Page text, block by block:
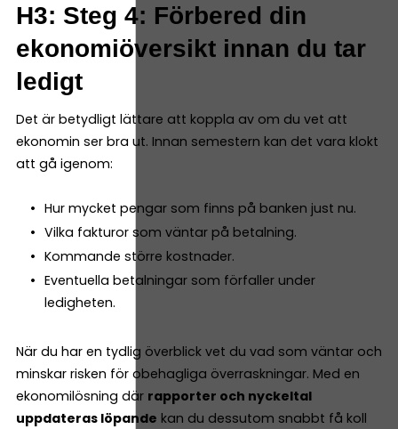
H3: Steg 4: Förbered din
ekonomiöversikt innan du tar
ledigt
Det är betydligt lättare att koppla av om du vet att
ekonomin ser bra ut. Innan semestern kan det vara klokt
att gå igenom:
Hur mycket pengar som finns på banken just nu.
Vilka fakturor som väntar på betalning.
Kommande större kostnader.
Eventuella betalningar som förfaller under
ledigheten.
När du har en tydlig överblick vet du vad som väntar och
minskar risken för obehagliga överraskningar. Med en
ekonomilösning där rapporter och nyckeltal
uppdateras löpande kan du dessutom snabbt få koll